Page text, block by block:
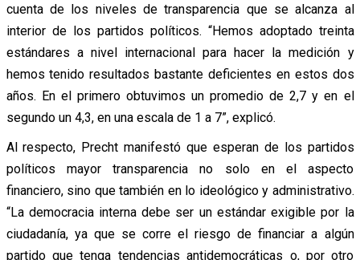
cuenta de los niveles de transparencia que se alcanza al
interior de los partidos políticos. “Hemos adoptado treinta
estándares a nivel internacional para hacer la medición y
hemos tenido resultados bastante deficientes en estos dos
años. En el primero obtuvimos un promedio de 2,7 y en el
segundo un 4,3, en una escala de 1 a 7”, explicó.
Al respecto, Precht manifestó que esperan de los partidos
políticos mayor transparencia no solo en el aspecto
financiero, sino que también en lo ideológico y administrativo.
“La democracia interna debe ser un estándar exigible por la
ciudadanía, ya que se corre el riesgo de financiar a algún
partido que tenga tendencias antidemocráticas o, por otro